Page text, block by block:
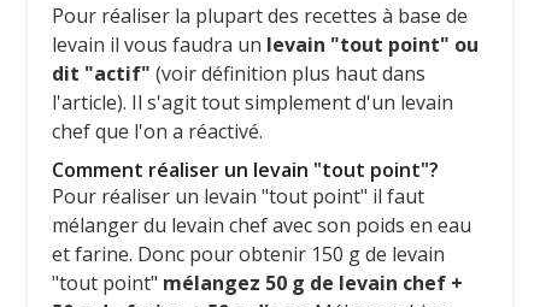
Pour réaliser la plupart des recettes à base de
levain il vous faudra un levain "tout point" ou
dit "actif" (voir définition plus haut dans
l'article). Il s'agit tout simplement d'un levain
chef que l'on a réactivé.
Comment réaliser un levain "tout point"?
Pour réaliser un levain "tout point" il faut
mélanger du levain chef avec son poids en eau
et farine. Donc pour obtenir 150 g de levain
"tout point" mélangez 50 g de levain chef +